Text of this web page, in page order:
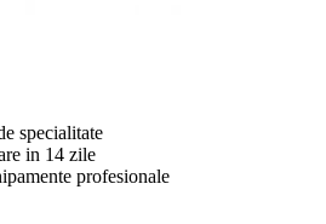
specialitate
in 14 zile
profesionale